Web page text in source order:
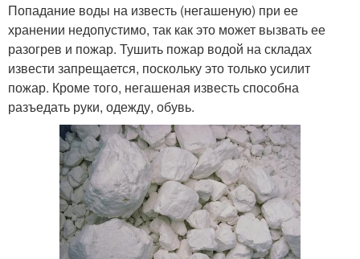
Попадание воды на известь (негашеную) при ее
хранении недопустимо, так как это может вызвать ее
разогрев и пожар. Тушить пожар водой на складах
извести запрещается, поскольку это только усилит
пожар. Кроме того, негашеная известь способна
разъедать руки, одежду, обувь.